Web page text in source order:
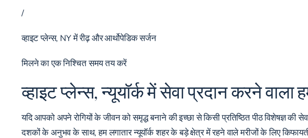
/
व्हाइट प्लेन्स, NY में रीढ़ और आर्थोपेडिक सर्जन
मिलने का एक निश्चित समय तय करें
व्हाइट प्लेन्स, न्यूयॉर्क में सेवा प्रदान करने वाला
यदि आपको अपने रोगियों के जीवन को समृद्ध बनाने की इच्छा से किसी प्रतिष्ठित पीठ विशेषज्ञ की
दशकों के अनुभव के साथ, हम लगातार न्यूयॉर्क शहर के बड़े क्षेत्र में रहने वाले मरीजों के लिए